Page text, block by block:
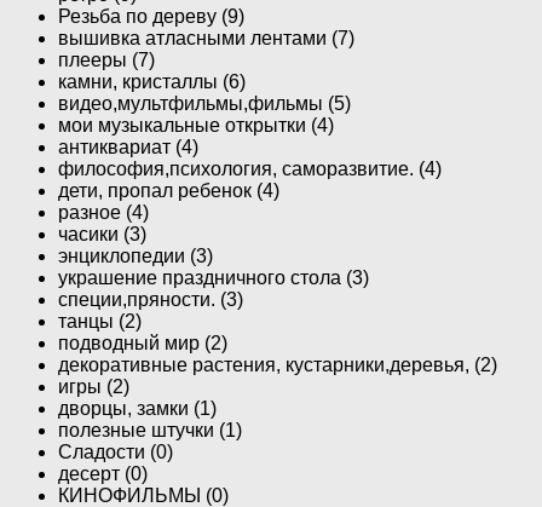
Резьба по дереву (9)
вышивка атласными лентами (7)
плееры (7)
камни, кристаллы (6)
видео,мультфильмы,фильмы (5)
мои музыкальные открытки (4)
антиквариат (4)
философия,психология, саморазвитие. (4)
дети, пропал ребенок (4)
разное (4)
часики (3)
энциклопедии (3)
украшение праздничного стола (3)
специи,пряности. (3)
танцы (2)
подводный мир (2)
декоративные растения, кустарники,деревья, (2)
игры (2)
дворцы, замки (1)
полезные штучки (1)
Сладости (0)
десерт (0)
КИНОФИЛЬМЫ (0)